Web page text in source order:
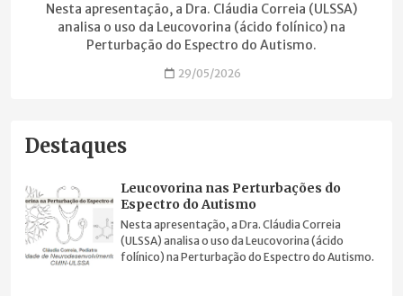
Nesta apresentação, a Dra. Cláudia Correia (ULSSA)
analisa o uso da Leucovorina (ácido folínico) na
Perturbação do Espectro do Autismo.
29/05/2026
Destaques
Leucovorina nas Perturbações do
Espectro do Autismo
Nesta apresentação, a Dra. Cláudia Correia
(ULSSA) analisa o uso da Leucovorina (ácido
folínico) na Perturbação do Espectro do Autismo.